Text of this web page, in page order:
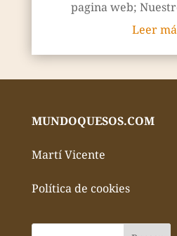
pagina web;
Leer
MUNDOQUESOS.COM
Martí Vicente
Política de cookies